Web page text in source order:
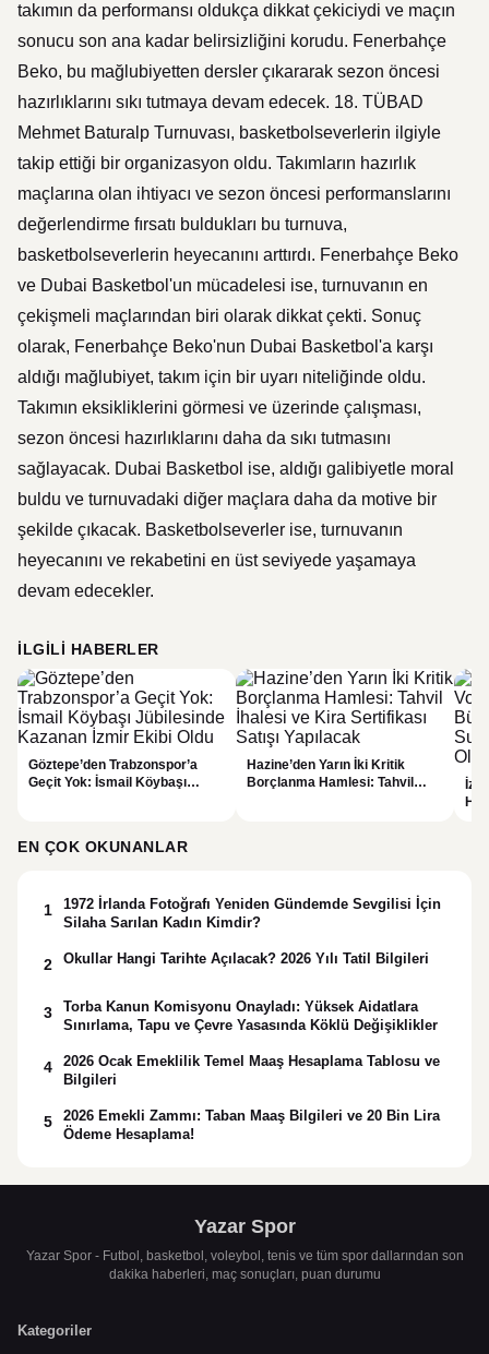
takımın da performansı oldukça dikkat çekiciydi ve maçın
sonucu son ana kadar belirsizliğini korudu. Fenerbahçe
Beko, bu mağlubiyetten dersler çıkararak sezon öncesi
hazırlıklarını sıkı tutmaya devam edecek. 18. TÜBAD
Mehmet Baturalp Turnuvası, basketbolseverlerin ilgiyle
takip ettiği bir organizasyon oldu. Takımların hazırlık
maçlarına olan ihtiyacı ve sezon öncesi performanslarını
değerlendirme fırsatı buldukları bu turnuva,
basketbolseverlerin heyecanını arttırdı. Fenerbahçe Beko
ve Dubai Basketbol'un mücadelesi ise, turnuvanın en
çekişmeli maçlarından biri olarak dikkat çekti. Sonuç
olarak, Fenerbahçe Beko'nun Dubai Basketbol'a karşı
aldığı mağlubiyet, takım için bir uyarı niteliğinde oldu.
Takımın eksikliklerini görmesi ve üzerinde çalışması,
sezon öncesi hazırlıklarını daha da sıkı tutmasını
sağlayacak. Dubai Basketbol ise, aldığı galibiyetle moral
buldu ve turnuvadaki diğer maçlara daha da motive bir
şekilde çıkacak. Basketbolseverler ise, turnuvanın
heyecanını ve rekabetini en üst seviyede yaşamaya
devam edecekler.
İLGILI HABERLER
Göztepe’den Trabzonspor’a
Geçit Yok: İsmail Köybaşı
Hazine’den Yarın İki Kritik
Borçlanma Hamlesi: Tahvil
EN ÇOK OKUNANLAR
1
1972 İrlanda Fotoğrafı Yeniden Gündemde Sevgilisi İçin
Silaha Sarılan Kadın Kimdir?
2 Okullar Hangi Tarihte Açılacak? 2026 Yılı Tatil Bilgileri
3
Torba Kanun Komisyonu Onayladı: Yüksek Aidatlara
Sınırlama, Tapu ve Çevre Yasasında Köklü Değişiklikler
4
2026 Ocak Emeklilik Temel Maaş Hesaplama Tablosu ve
Bilgileri
5
2026 Emekli Zammı: Taban Maaş Bilgileri ve 20 Bin Lira
Ödeme Hesaplama!
Yazar Spor
Yazar Spor - Futbol, basketbol, voleybol, tenis ve tüm spor dallarından son
dakika haberleri, maç sonuçları, puan durumu
Kategoriler